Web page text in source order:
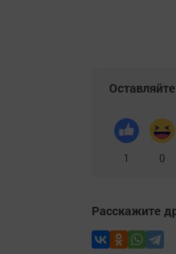
1 0
Расскажите